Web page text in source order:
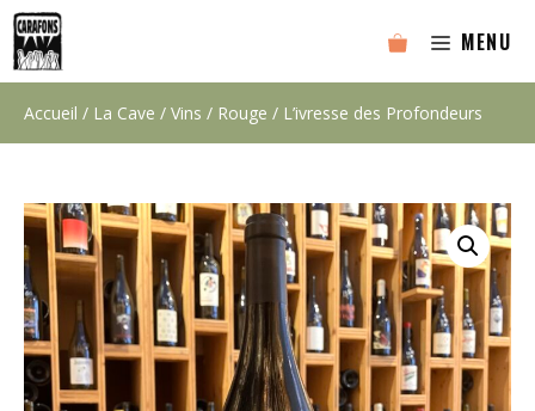
Aller
au
contenu
MENU
Accueil / La Cave / Vins / Rouge / L’ivresse des Profondeurs